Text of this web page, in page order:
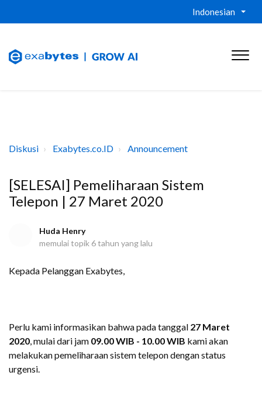
Indonesian
Diskusi Exabytes.co.ID Announcement
[SELESAI] Pemeliharaan Sistem
Telepon | 27 Maret 2020
Huda Henry
memulai topik 6 tahun yang lalu
Kepada Pelanggan Exabytes,
Perlu kami informasikan bahwa pada tanggal 27 Maret
2020, mulai dari jam 09.00 WIB - 10.00 WIB kami akan
melakukan pemeliharaan sistem telepon dengan status
urgensi.